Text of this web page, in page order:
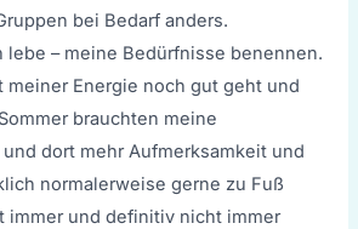
bei Bedarf anders.
lebe – meine Bedürfnisse benennen.
meiner Energie noch gut geht und
brauchten meine
dort mehr Aufmerksamkeit und
normalerweise gerne zu Fuß
immer und definitiv nicht immer